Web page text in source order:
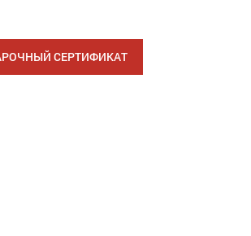
СЕРТИФИКАТ